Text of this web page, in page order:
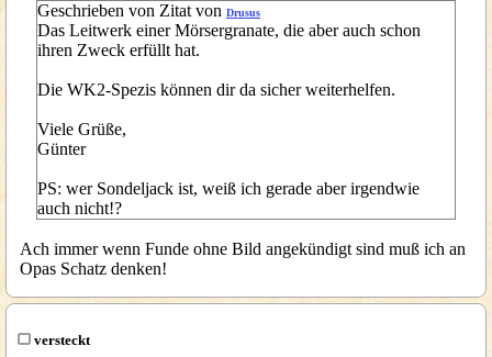
Geschrieben von Zitat von Drusus
Das Leitwerk einer Mörsergranate, die aber auch schon
ihren Zweck erfüllt hat.
Die WK2-Spezis können dir da sicher weiterhelfen.
Viele Grüße,
Günter
PS: wer Sondeljack ist, weiß ich gerade aber irgendwie
auch nicht!?
Ach immer wenn Funde ohne Bild angekündigt sind muß ich an
Opas Schatz denken!
versteckt